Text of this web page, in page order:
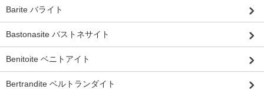
Barite バライト
Bastonasite バストネサイト
Benitoite ベニトアイト
Bertrandite ベルトランダイト